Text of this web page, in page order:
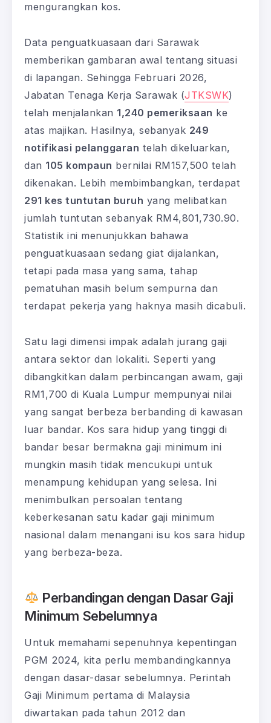
mengurangkan kos.
Data penguatkuasaan dari Sarawak
memberikan gambaran awal tentang situasi
di lapangan. Sehingga Februari 2026,
Jabatan Tenaga Kerja Sarawak (JTKSWK)
telah menjalankan 1,240 pemeriksaan ke
atas majikan. Hasilnya, sebanyak 249
notifikasi pelanggaran telah dikeluarkan,
dan 105 kompaun bernilai RM157,500 telah
dikenakan. Lebih membimbangkan, terdapat
291 kes tuntutan buruh yang melibatkan
jumlah tuntutan sebanyak RM4,801,730.90.
Statistik ini menunjukkan bahawa
penguatkuasaan sedang giat dijalankan,
tetapi pada masa yang sama, tahap
pematuhan masih belum sempurna dan
terdapat pekerja yang haknya masih dicabuli.
Satu lagi dimensi impak adalah jurang gaji
antara sektor dan lokaliti. Seperti yang
dibangkitkan dalam perbincangan awam, gaji
RM1,700 di Kuala Lumpur mempunyai nilai
yang sangat berbeza berbanding di kawasan
luar bandar. Kos sara hidup yang tinggi di
bandar besar bermakna gaji minimum ini
mungkin masih tidak mencukupi untuk
menampung kehidupan yang selesa. Ini
menimbulkan persoalan tentang
keberkesanan satu kadar gaji minimum
nasional dalam menangani isu kos sara hidup
yang berbeza-beza.
Perbandingan dengan Dasar Gaji
Minimum Sebelumnya
Untuk memahami sepenuhnya kepentingan
PGM 2024, kita perlu membandingkannya
dengan dasar-dasar sebelumnya. Perintah
Gaji Minimum pertama di Malaysia
diwartakan pada tahun 2012 dan